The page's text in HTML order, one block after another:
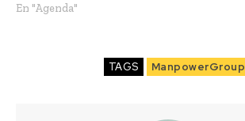
En "Agenda"
TAGS ManpowerGroup